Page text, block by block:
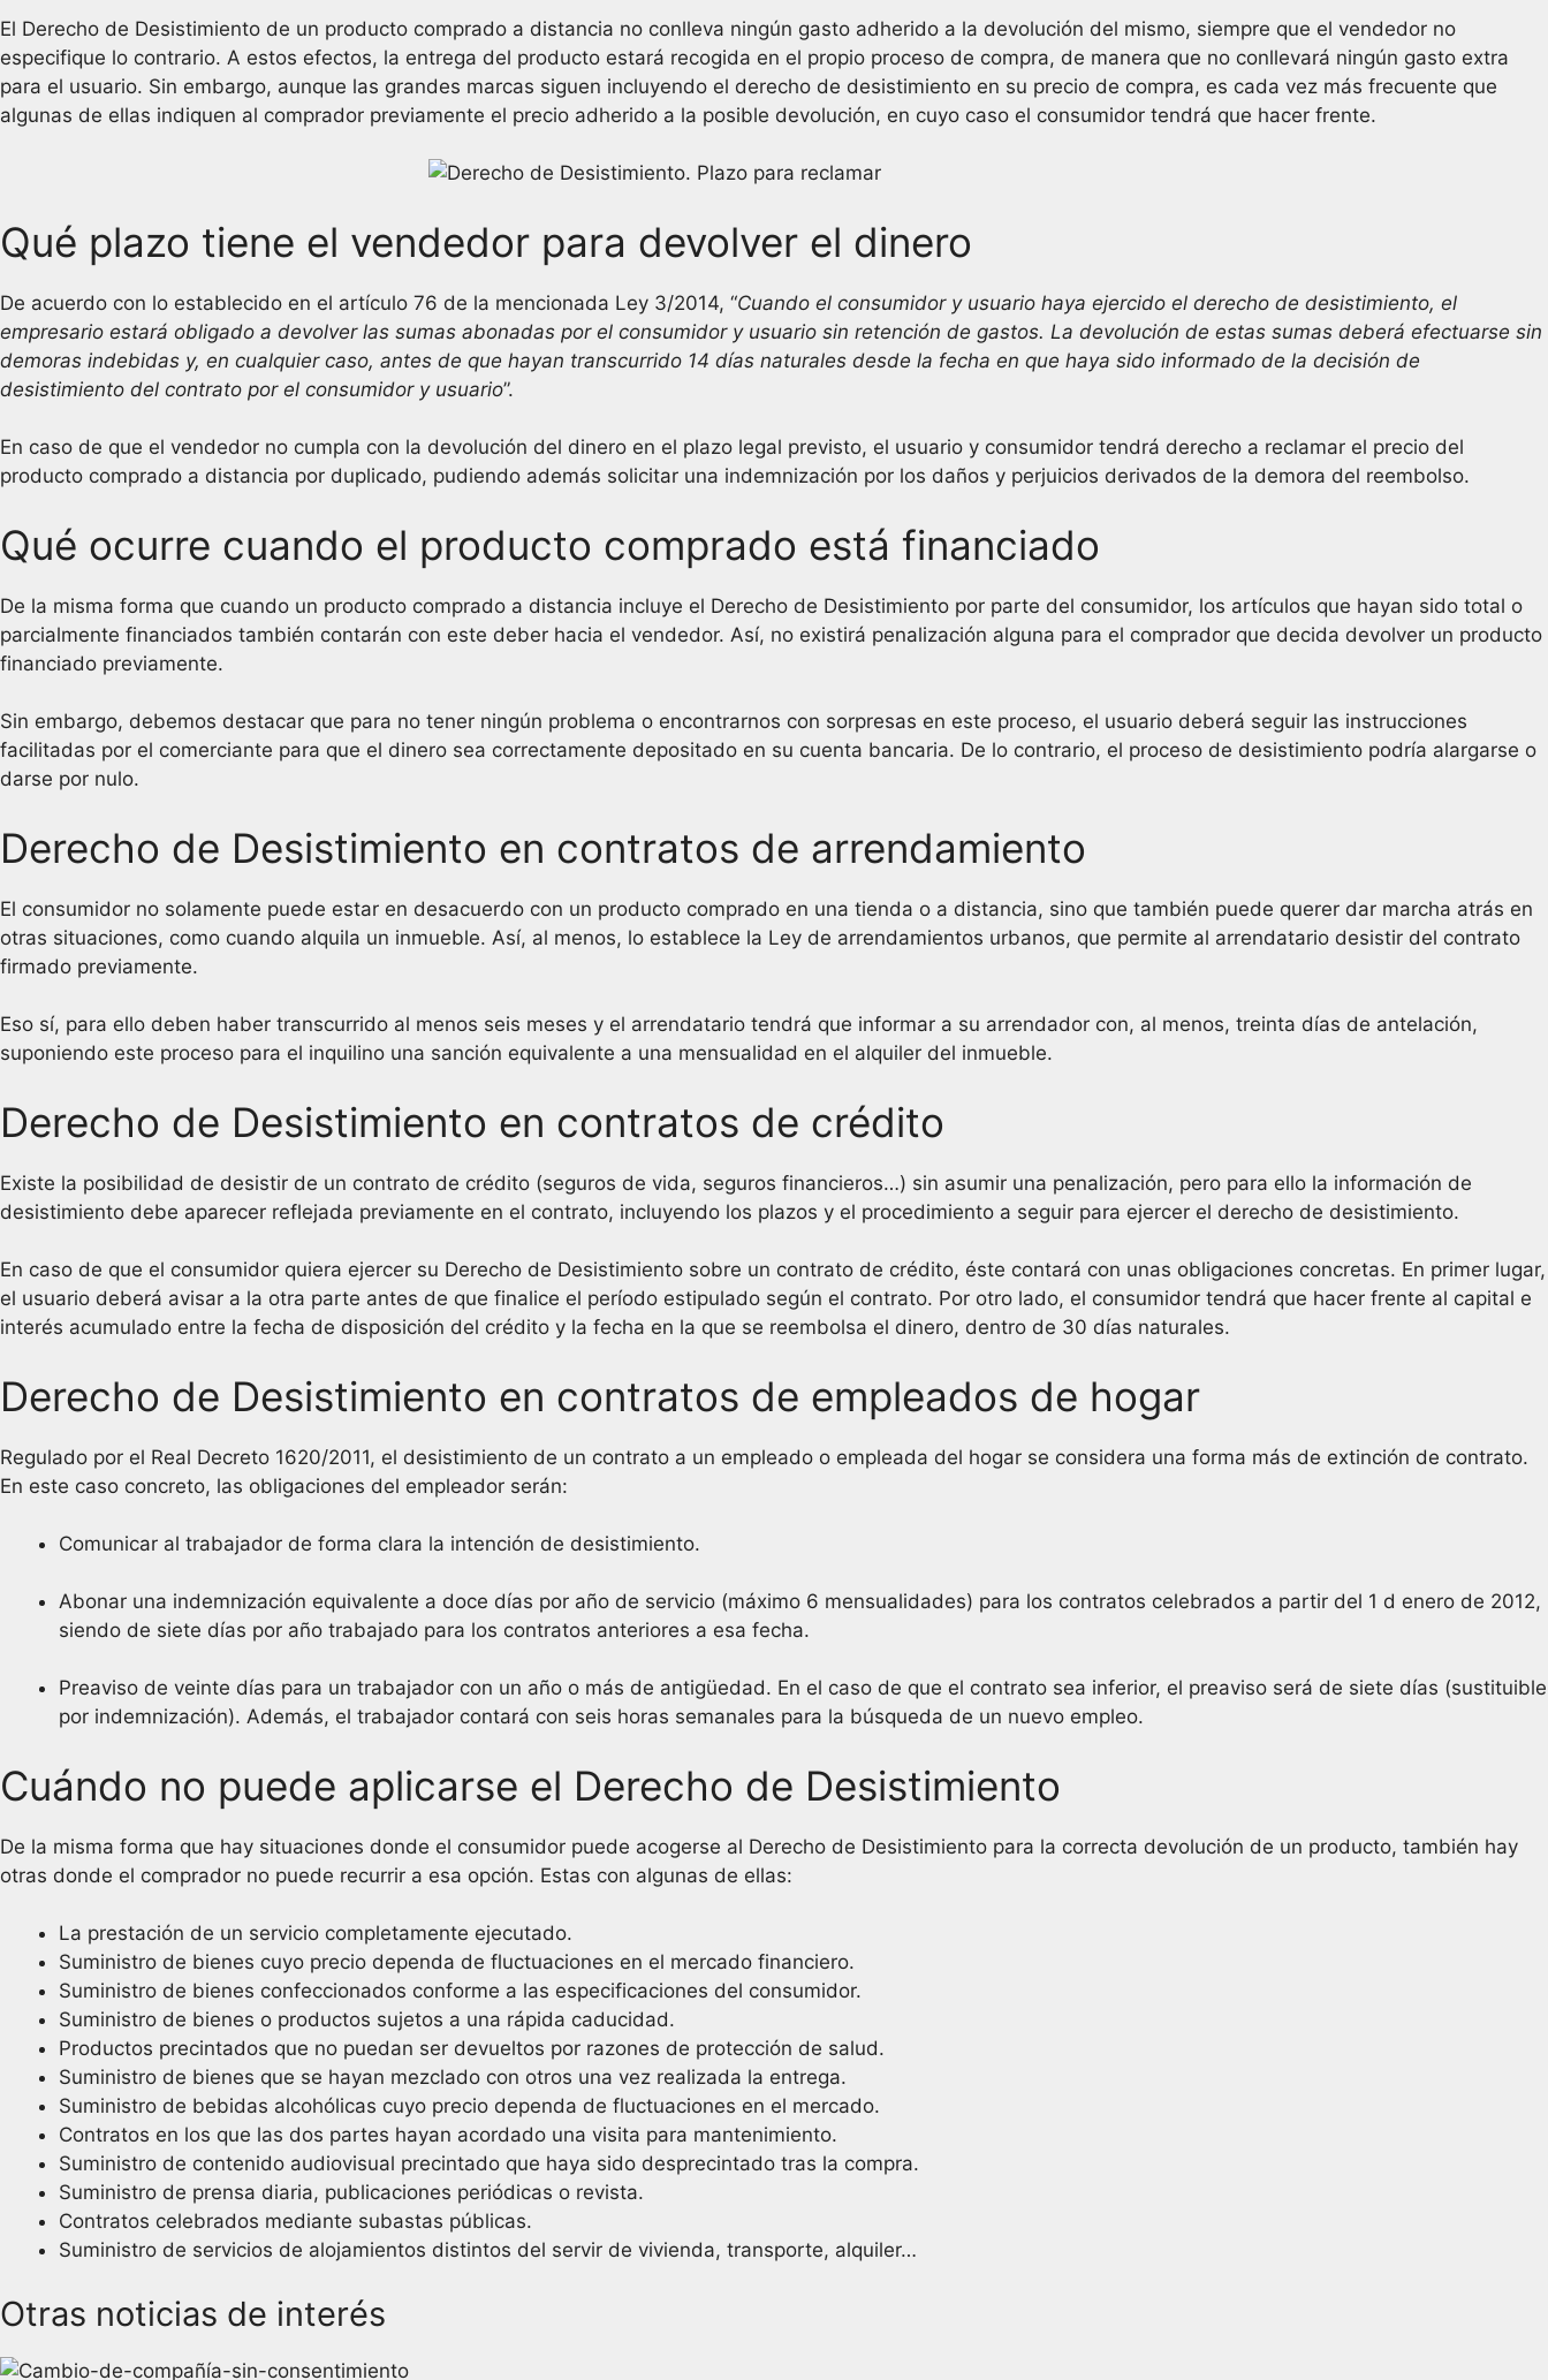
El Derecho de Desistimiento de un producto comprado a distancia no conlleva ningún gasto adherido a la devolución del mismo, siempre que el vendedor no
especifique lo contrario. A estos efectos, la entrega del producto estará recogida en el propio proceso de compra, de manera que no conllevará ningún gasto extra
para el usuario. Sin embargo, aunque las grandes marcas siguen incluyendo el derecho de desistimiento en su precio de compra, es cada vez más frecuente que
algunas de ellas indiquen al comprador previamente el precio adherido a la posible devolución, en cuyo caso el consumidor tendrá que hacer frente.
Qué plazo tiene el vendedor para devolver el dinero
De acuerdo con lo establecido en el artículo 76 de la mencionada Ley 3/2014, “Cuando el consumidor y usuario haya ejercido el derecho de desistimiento, el
empresario estará obligado a devolver las sumas abonadas por el consumidor y usuario sin retención de gastos. La devolución de estas sumas deberá efectuarse sin
demoras indebidas y, en cualquier caso, antes de que hayan transcurrido 14 días naturales desde la fecha en que haya sido informado de la decisión de
desistimiento del contrato por el consumidor y usuario”.
En caso de que el vendedor no cumpla con la devolución del dinero en el plazo legal previsto, el usuario y consumidor tendrá derecho a reclamar el precio del
producto comprado a distancia por duplicado, pudiendo además solicitar una indemnización por los daños y perjuicios derivados de la demora del reembolso.
Qué ocurre cuando el producto comprado está financiado
De la misma forma que cuando un producto comprado a distancia incluye el Derecho de Desistimiento por parte del consumidor, los artículos que hayan sido total o
parcialmente financiados también contarán con este deber hacia el vendedor. Así, no existirá penalización alguna para el comprador que decida devolver un producto
financiado previamente.
Sin embargo, debemos destacar que para no tener ningún problema o encontrarnos con sorpresas en este proceso, el usuario deberá seguir las instrucciones
facilitadas por el comerciante para que el dinero sea correctamente depositado en su cuenta bancaria. De lo contrario, el proceso de desistimiento podría alargarse o
darse por nulo.
Derecho de Desistimiento en contratos de arrendamiento
El consumidor no solamente puede estar en desacuerdo con un producto comprado en una tienda o a distancia, sino que también puede querer dar marcha atrás en
otras situaciones, como cuando alquila un inmueble. Así, al menos, lo establece la Ley de arrendamientos urbanos, que permite al arrendatario desistir del contrato
firmado previamente.
Eso sí, para ello deben haber transcurrido al menos seis meses y el arrendatario tendrá que informar a su arrendador con, al menos, treinta días de antelación,
suponiendo este proceso para el inquilino una sanción equivalente a una mensualidad en el alquiler del inmueble.
Derecho de Desistimiento en contratos de crédito
Existe la posibilidad de desistir de un contrato de crédito (seguros de vida, seguros financieros…) sin asumir una penalización, pero para ello la información de
desistimiento debe aparecer reflejada previamente en el contrato, incluyendo los plazos y el procedimiento a seguir para ejercer el derecho de desistimiento.
En caso de que el consumidor quiera ejercer su Derecho de Desistimiento sobre un contrato de crédito, éste contará con unas obligaciones concretas. En primer lugar,
el usuario deberá avisar a la otra parte antes de que finalice el período estipulado según el contrato. Por otro lado, el consumidor tendrá que hacer frente al capital e
interés acumulado entre la fecha de disposición del crédito y la fecha en la que se reembolsa el dinero, dentro de 30 días naturales.
Derecho de Desistimiento en contratos de empleados de hogar
Regulado por el Real Decreto 1620/2011, el desistimiento de un contrato a un empleado o empleada del hogar se considera una forma más de extinción de contrato.
En este caso concreto, las obligaciones del empleador serán:
Comunicar al trabajador de forma clara la intención de desistimiento.
Abonar una indemnización equivalente a doce días por año de servicio (máximo 6 mensualidades) para los contratos celebrados a partir del 1 d enero de 2012,
siendo de siete días por año trabajado para los contratos anteriores a esa fecha.
Preaviso de veinte días para un trabajador con un año o más de antigüedad. En el caso de que el contrato sea inferior, el preaviso será de siete días (sustituible
por indemnización). Además, el trabajador contará con seis horas semanales para la búsqueda de un nuevo empleo.
Cuándo no puede aplicarse el Derecho de Desistimiento
De la misma forma que hay situaciones donde el consumidor puede acogerse al Derecho de Desistimiento para la correcta devolución de un producto, también hay
otras donde el comprador no puede recurrir a esa opción. Estas con algunas de ellas:
La prestación de un servicio completamente ejecutado.
Suministro de bienes cuyo precio dependa de fluctuaciones en el mercado financiero.
Suministro de bienes confeccionados conforme a las especificaciones del consumidor.
Suministro de bienes o productos sujetos a una rápida caducidad.
Productos precintados que no puedan ser devueltos por razones de protección de salud.
Suministro de bienes que se hayan mezclado con otros una vez realizada la entrega.
Suministro de bebidas alcohólicas cuyo precio dependa de fluctuaciones en el mercado.
Contratos en los que las dos partes hayan acordado una visita para mantenimiento.
Suministro de contenido audiovisual precintado que haya sido desprecintado tras la compra.
Suministro de prensa diaria, publicaciones periódicas o revista.
Contratos celebrados mediante subastas públicas.
Suministro de servicios de alojamientos distintos del servir de vivienda, transporte, alquiler…
Otras noticias de interés